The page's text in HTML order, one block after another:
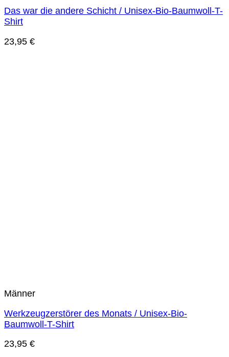
Das war die andere Schicht / Unisex-Bio-Baumwoll-T-
Shirt
23,95 €
Männer
Werkzeugzerstörer des Monats / Unisex-Bio-
Baumwoll-T-Shirt
23,95 €